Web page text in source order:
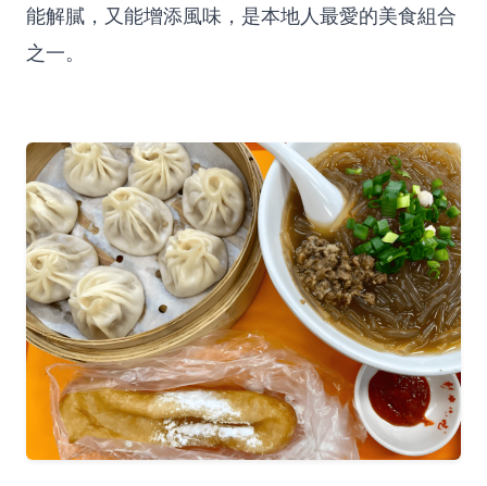
能解膩，又能增添風味，是本地人最愛的美食組合
之一。